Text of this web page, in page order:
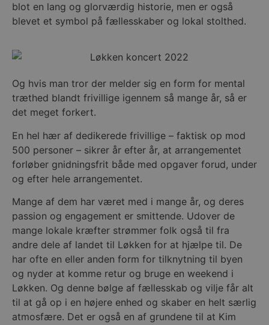
blot en lang og glorværdig historie, men er også
blevet et symbol på fællesskaber og lokal stolthed.
Og hvis man tror der melder sig en form for mental
træthed blandt frivillige igennem så mange år, så er
det meget forkert.
En hel hær af dedikerede frivillige – faktisk op mod
500 personer – sikrer år efter år, at arrangementet
forløber gnidningsfrit både med opgaver forud, under
og efter hele arrangementet.
Mange af dem har været med i mange år, og deres
passion og engagement er smittende. Udover de
mange lokale kræfter strømmer folk også til fra
andre dele af landet til Løkken for at hjælpe til. De
har ofte en eller anden form for tilknytning til byen
og nyder at komme retur og bruge en weekend i
Løkken. Og denne bølge af fællesskab og vilje får alt
til at gå op i en højere enhed og skaber en helt særlig
atmosfære. Det er også en af grundene til at Kim